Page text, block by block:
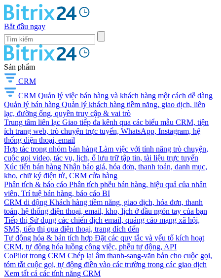
Bắt đầu ngay
Sản phẩm
CRM
CRM Quản lý việc bán hàng và khách hàng một cách dễ dàng
Quản lý bán hàng Quản lý khách hàng tiềm năng, giao dịch, liên
lạc, đường ống, quyền truy cập & vai trò
Trung tâm liên lạc Giao tiếp đa kênh qua các biểu mẫu CRM, tiện
ích trang web, trò chuyện trực tuyến, WhatsApp, Instagram, hệ
thống điện thoại, email
Hợp tác trong nhóm bán hàng Làm việc với tính năng trò chuyện,
cuộc gọi video, tác vụ, lịch, ổ lưu trữ tập tin, tài liệu trực tuyến
Xúc tiến bán hàng Nhận báo giá, hóa đơn, thanh toán, danh mục,
kho, chữ ký điện tử, CRM cửa hàng
Phân tích & báo cáo Phân tích phễu bán hàng, hiệu quả của nhân
viên, Trí tuệ bán hàng, báo cáo BI
CRM di động Khách hàng tiềm năng, giao dịch, hóa đơn, thanh
toán, hệ thống điện thoại, email, kho, lịch ở đầu ngón tay của bạn
Tiếp thị Sử dụng các chiến dịch email, quảng cáo mạng xã hội,
SMS, tiếp thị qua điện thoại, trang đích đến
Tự động hóa & bản tích hợp Đặt các quy tắc và yếu tố kích hoạt
CRM, tự động hóa luồng công việc, phễu tự động, API
CoPilot trong CRM Chép lại âm thanh-sang-văn bản cho cuộc gọi,
tóm tắt cuộc gọi, tự động điền vào các trường trong các giao dịch
Xem tất cả các tính năng CRM